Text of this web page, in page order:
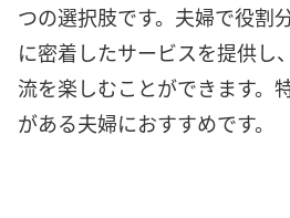
つの選択肢です。夫婦で役割
に密着したサービスを提供し
流を楽しむことができます。
がある夫婦におすすめです。